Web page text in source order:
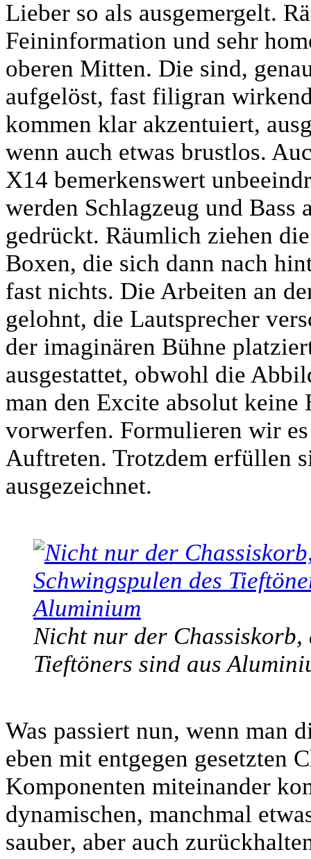
Lieber so als ausgemergelt.
Feininformation und sehr
oberen Mitten. Die sind,
aufgelöst, fast filigran
kommen klar akzentuiert,
wenn auch etwas brustlos.
X14 bemerkenswert
werden Schlagzeug und
gedrückt. Räumlich ziehen
Boxen, die sich dann nach
fast nichts. Die Arbeiten an
gelohnt, die Lautsprecher
der imaginären Bühne
ausgestattet, obwohl die
man den Excite absolut
vorwerfen. Formulieren wir
Auftreten. Trotzdem erfüllen
ausgezeichnet.
Nicht nur der Chassiskorb,
Tieftöners sind aus
Was passiert nun, wenn man
eben mit entgegen gesetzten
Komponenten miteinander
dynamischen, manchmal
sauber, aber auch